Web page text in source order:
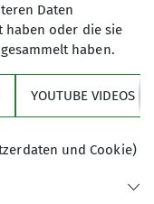
die
und Abseilen
viel schöner, wie
im
Daten
haben oder die sie
haben.
YOUTUBE VIDEOS
und Cookie)